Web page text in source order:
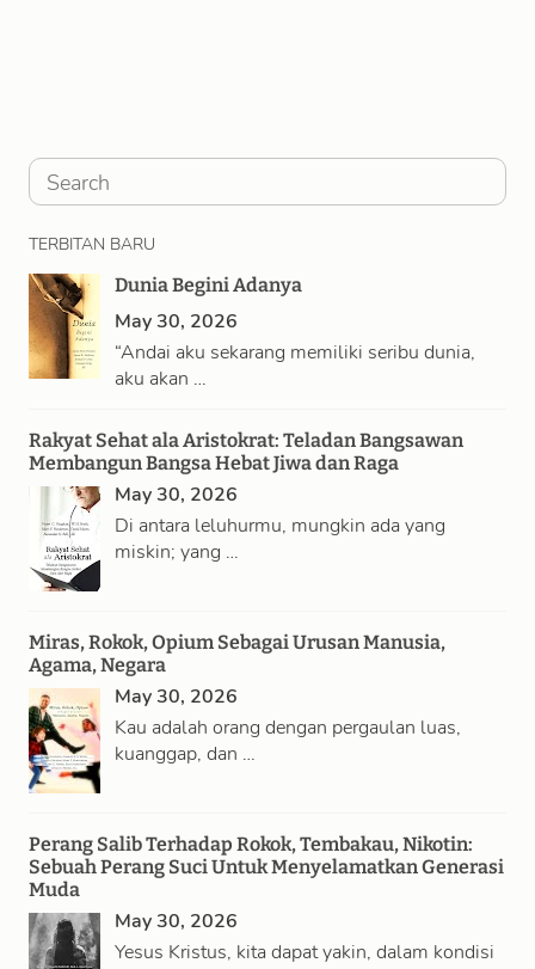
S
a
r
c
h
TERBITAN BARU
Dunia Begini Adanya
May 30, 2026
“Andai aku sekarang memiliki seribu dunia,
aku akan …
Rakyat Sehat ala Aristokrat: Teladan Bangsawan
Membangun Bangsa Hebat Jiwa dan Raga
May 30, 2026
Di antara leluhurmu, mungkin ada yang
miskin; yang …
Miras, Rokok, Opium Sebagai Urusan Manusia,
Agama, Negara
May 30, 2026
Kau adalah orang dengan pergaulan luas,
kuanggap, dan …
Perang Salib Terhadap Rokok, Tembakau, Nikotin:
Sebuah Perang Suci Untuk Menyelamatkan Generasi
Muda
May 30, 2026
Yesus Kristus, kita dapat yakin, dalam kondisi